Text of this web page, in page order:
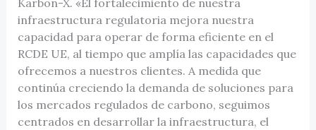
Karbon-X. «El fortalecimiento de nuestra
infraestructura regulatoria mejora nuestra
capacidad para operar de forma eficiente en el
RCDE UE, al tiempo que amplía las capacidades que
ofrecemos a nuestros clientes. A medida que
continúa creciendo la demanda de soluciones para
los mercados regulados de carbono, seguimos
centrados en desarrollar la infraestructura, el